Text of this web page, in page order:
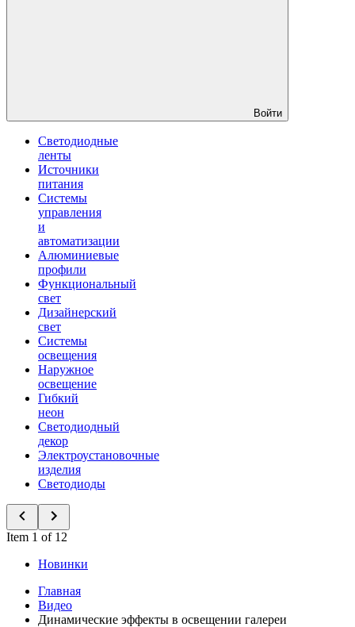
Войти
Светодиодные
ленты
Источники
питания
Системы
управления
и
автоматизации
Алюминиевые
профили
Функциональный
свет
Дизайнерский
свет
Системы
освещения
Наружное
освещение
Гибкий
неон
Светодиодный
декор
Электроустановочные
изделия
Светодиоды
Item 1 of 12
Новинки
Главная
Видео
Динамические эффекты в освещении галереи